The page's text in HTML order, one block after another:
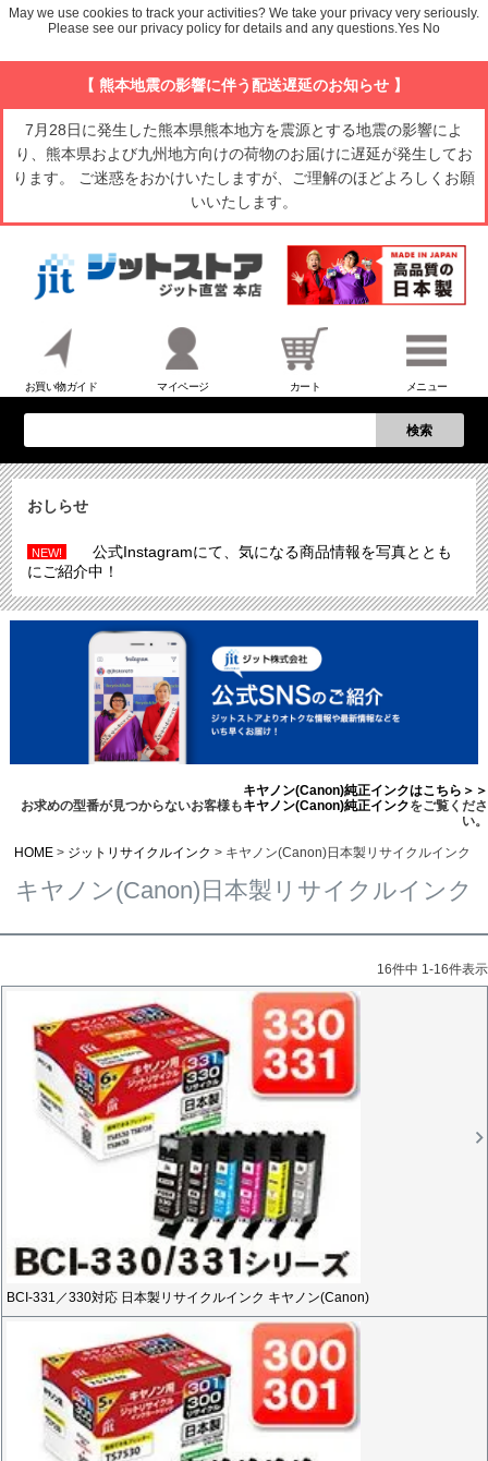
【 熊本地震の影響に伴う配送遅延のお知らせ 】
7月28日に発生した熊本県熊本地方を震源とする地震の影響によ
り、熊本県および九州地方向けの荷物のお届けに遅延が発生してお
ります。 ご迷惑をおかけいたしますが、ご理解のほどよろしくお願
いいたします。
お買い物ガイド マイページ カート メニュー
検索
おしらせ
NEW!
公式Instagramにて、気になる商品情報を写真ととも
にご紹介中！
キヤノン(Canon)純正インクはこちら＞＞
お求めの型番が見つからないお客様もキヤノン(Canon)純正インクをご覧くださ
い。
HOME ジットリサイクルインク キヤノン(Canon)日本製リサイクルインク
キヤノン(Canon)日本製リサイクルインク
16件中 1-16件表示
BCI-331／330対応 日本製リサイクルインク キヤノン(Canon)
May we use cookies to track your activities? We take your privacy very seriously.
Please see our privacy policy for details and any questions.Yes No